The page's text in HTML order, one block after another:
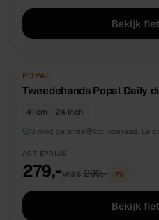
Bekijk
TWEEDEHANDS
POPAL
Tweedehands Popal Daily
41 cm
24 inch
3 mnd garantie
Op voorraad:
ACTIEPRIJS
279,-was 299,- −7%
Bekijk